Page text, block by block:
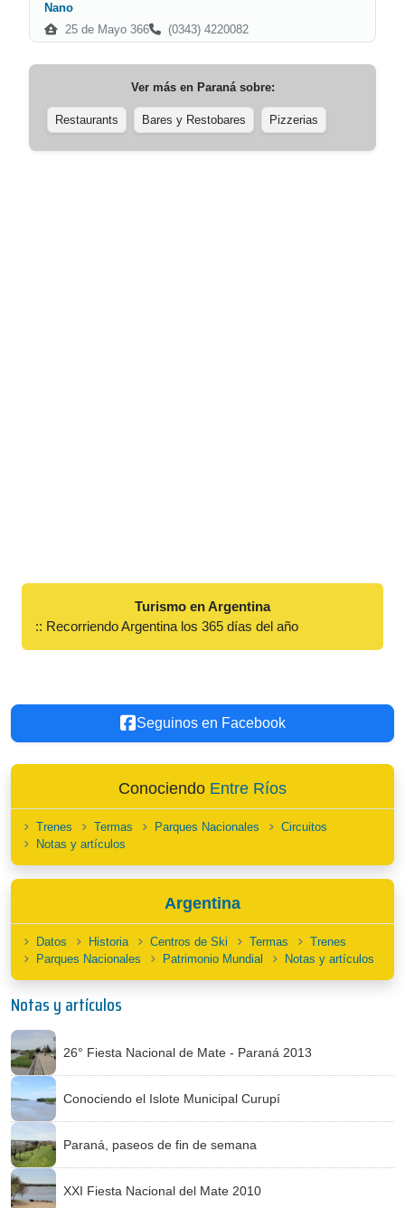
Nano
25 de Mayo 366
(0343) 4220082
Ver más en Paranásobre:
Restaurants Bares y Restobares Pizzerias
Turismo en Argentina
:: Recorriendo Argentina los 365 días del año
Seguinos en Facebook
Conociendo Entre Ríos
Trenes Termas Parques Nacionales
Circuitos
Notas y artículos
Argentina
Datos Historia Centros de Ski Termas
Trenes
Parques Nacionales
Patrimonio Mundial Notas y artículos
Notas y artículos
26° Fiesta Nacional de Mate - Paraná 2013
Conociendo el Islote Municipal Curupí
Paraná, paseos de fin de semana
XXI Fiesta Nacional del Mate 2010